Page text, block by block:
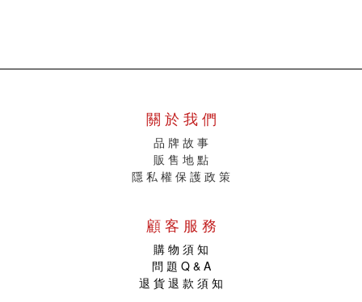
關 於 我 們
品 牌 故 事
販 售 地 點
隱 私 權 保 護 政 策
顧 客 服 務
購 物 須 知
問 題 Q & A
退 貨 退 款 須 知